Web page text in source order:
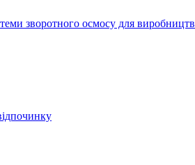
комплектація
комплектація
комплектація
комплектація